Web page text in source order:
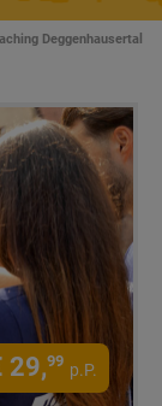
Deggenhausertal
29,99 p.P.